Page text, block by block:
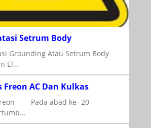
Setrum Body
Grounding Atau Setrum Body
El…
Freon AC Dan Kulkas
Pada abad ke- 20